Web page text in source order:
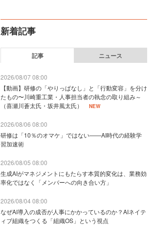
新着記事
記事 ニュース
2026/08/07 08:00
【動画】研修の「やりっぱなし」と「行動変容」を分け
たもの〜川崎重工業・人事担当者の執念の取り組み～
（喜瀬川蒼太氏・坂井風太氏）
NEW
2026/08/06 08:00
研修は「10％のオマケ」ではない——AI時代の経験学
習加速術
2026/08/05 08:00
生成AIがマネジメントにもたらす本質的変化は、業務効
率化ではなく「メンバーへの向き合い方」
2026/08/04 08:00
なぜAI導入の成否が人事にかかっているのか？AIネイテ
ィブ組織をつくる「組織OS」という視点